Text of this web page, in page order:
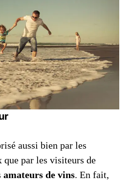
aussi bien par les
que par les visiteurs de
amateurs de vins. En fait,